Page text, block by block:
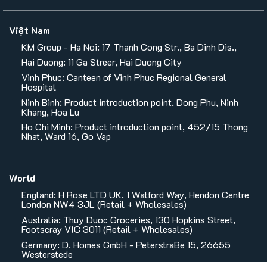
Việt Nam
KM Group - Ha Noi: 17 Thanh Cong Str., Ba Dinh Dis.,
Hai Duong: 11 Ga Streer, Hai Duong City
Vinh Phuc: Canteen of Vinh Phuc Regional General
Hospital
Ninh Binh: Product introduction point, Dong Phu, Ninh
Khang, Hoa Lu
Ho Chi Minh: Product introduction point, 452/15 Thong
Nhat, Ward 16, Go Vap
World
England: H Rose LTD UK, 1 Watford Way, Hendon Centre
London NW4 3JL (Retail + Wholesales)
Australia: Thuy Duoc Groceries, 130 Hopkins Street,
Footscray VIC 3011 (Retail + Wholesales)
Germany: D. Homes GmbH - PeterstraBe 15, 26655
Westerstede